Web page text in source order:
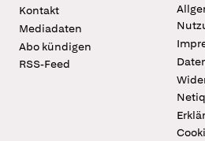
Kontakt
Mediadaten
Abo kündigen
RSS-Feed